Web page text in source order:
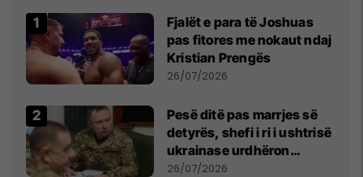
Fjalët e para të Joshuas
pas fitores me nokaut ndaj
Kristian Prengës
26/07/2026
Pesë ditë pas marrjes së
detyrës, shefi i ri i ushtrisë
ukrainase urdhëron
kontroll të madh
26/07/2026